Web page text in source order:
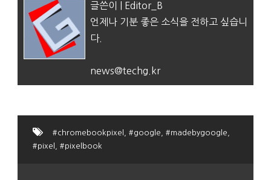
글쓴이 | Editor_B
언제나 기분 좋은 소식을 전하고 싶습니
다.
news@techg.kr
#chromebookpixel #google #madebygoogle
#pixel
#pixelbook